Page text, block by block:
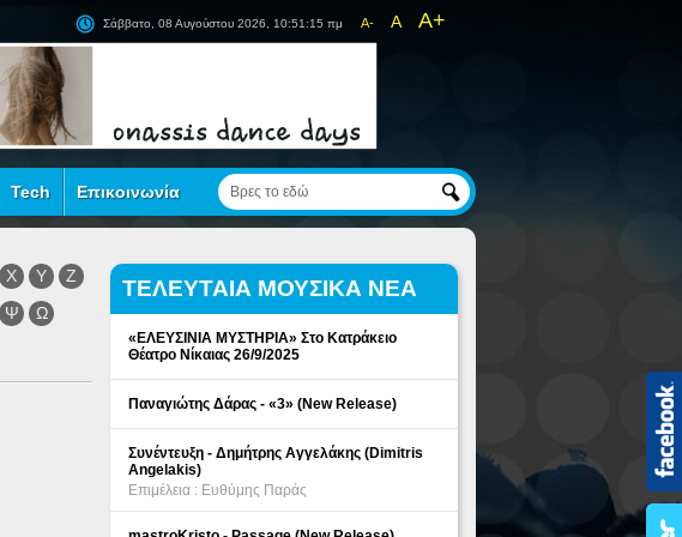
A- A A+
Σάββατο, 08 Αυγούστου 2026, 10:51:15 πμ
Tech Επικοινωνία
X Y
Z
Ψ
Ω
ΤΕΛΕΥΤΑΙΑ ΜΟΥΣΙΚΑ ΝΕΑ
«ΕΛΕΥΣΙΝΙΑ ΜΥΣΤΗΡΙΑ» Στο Κατράκειο
Θέατρο Νίκαιας 26/9/2025
Παναγιώτης Δάρας - «3» (New Release)
Συνέντευξη - Δημήτρης Αγγελάκης (Dimitris
Angelakis)
Επιμέλεια : Ευθύμης Παράς